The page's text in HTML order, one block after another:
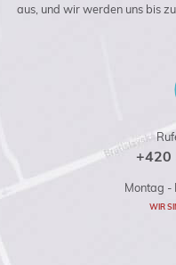
aus, und wir werden uns bis
+420
Montag -
WIR